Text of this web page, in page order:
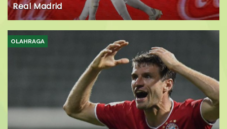
Real Madrid
OLAHRAGA